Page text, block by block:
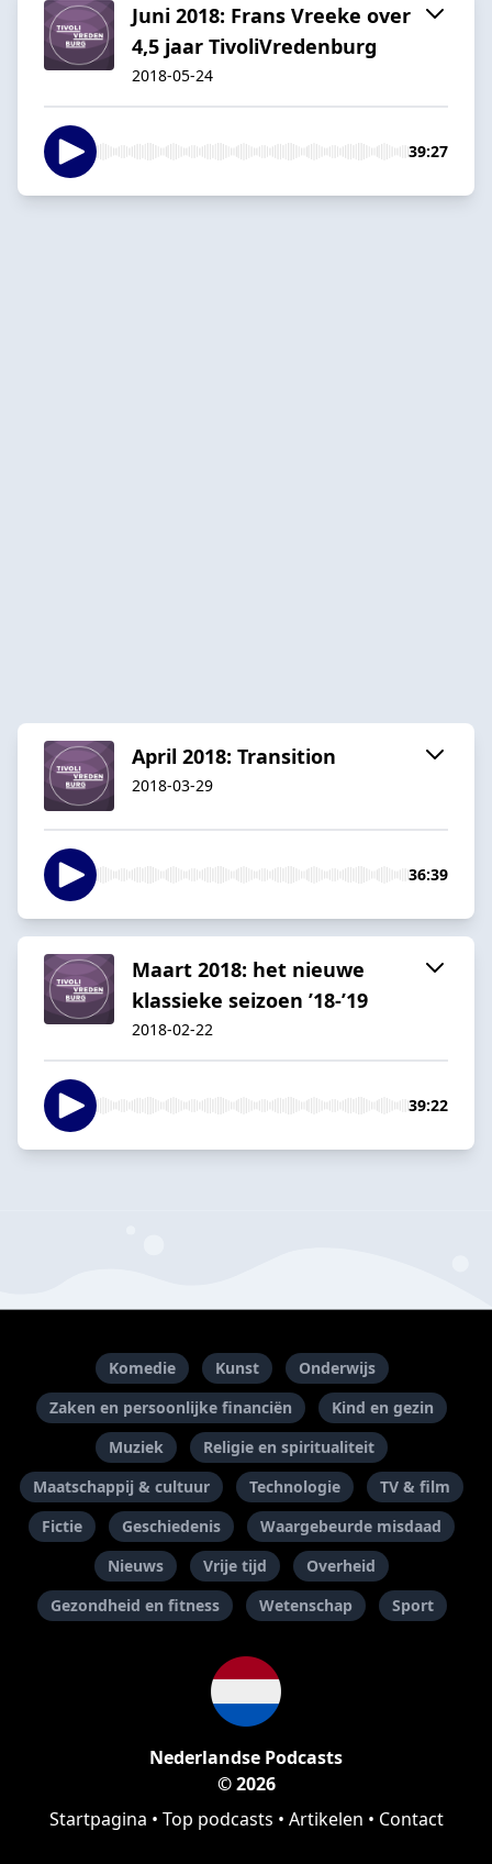
Juni 2018: Frans Vreeke over
4,5 jaar TivoliVredenburg
2018-05-24
39:27
April 2018: Transition
2018-03-29
36:39
Maart 2018: het nieuwe
klassieke seizoen ’18-’19
2018-02-22
39:22
Komedie Kunst
Onderwijs
Zaken en persoonlijke financiën
Kind en gezin
Muziek
Religie en spiritualiteit
Maatschappij & cultuur
Technologie
TV & film
Fictie
Geschiedenis
Waargebeurde misdaad
Nieuws
Vrije tijd
Overheid
Gezondheid en fitness
Wetenschap Sport
Nederlandse Podcasts
© 2026
Startpagina • Top podcasts • Artikelen • Contact